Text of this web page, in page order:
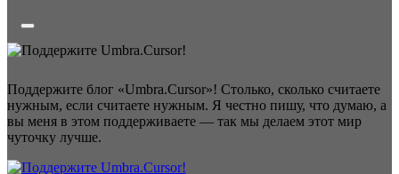
Поддержите блог «Umbra.Cursor»! Столько, сколько считаете
нужным, если считаете нужным. Я честно пишу, что думаю, а
вы меня в этом поддерживаете — так мы делаем этот мир
чуточку лучше.